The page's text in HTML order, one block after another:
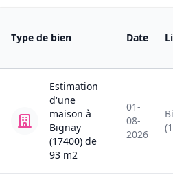
Type de bien Date
Estimation
d'une
maison à
Bignay
(17400) de
93 m2
01-
08-
2026